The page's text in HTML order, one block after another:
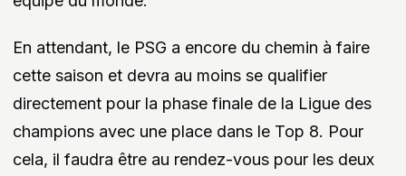
En attendant, le PSG a encore du chemin à faire
cette saison et devra au moins se qualifier
directement pour la phase finale de la Ligue des
champions avec une place dans le Top 8. Pour
cela, il faudra être au rendez-vous pour les deux